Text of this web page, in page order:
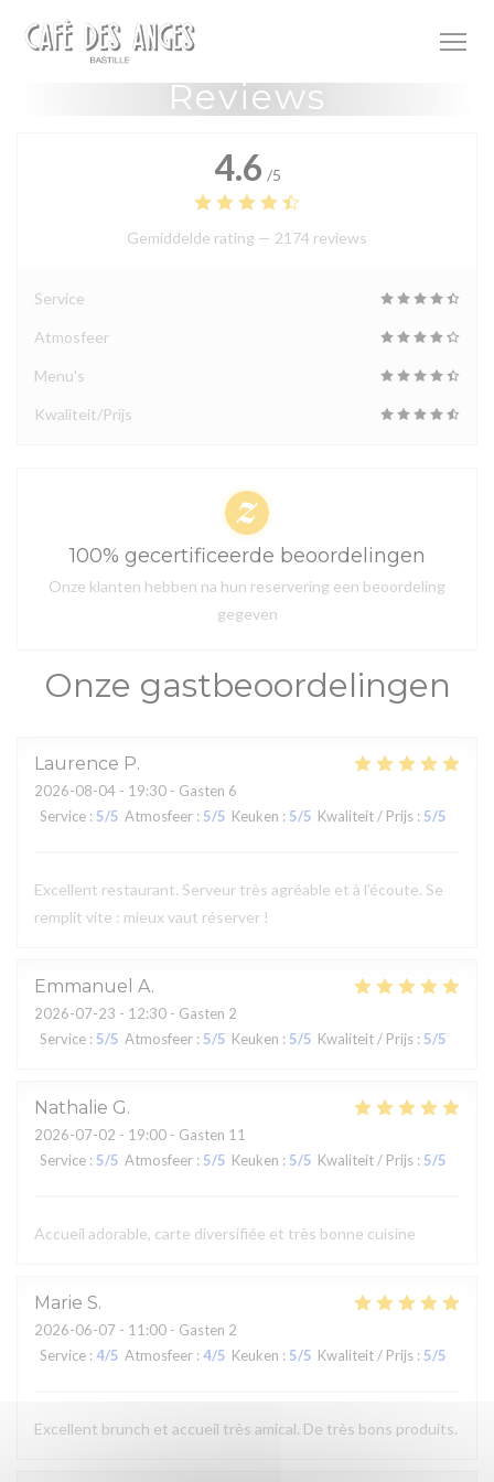
Reviews
Onze gastbeoordelingen
Laurence P
2026-08-04 - 19:30 - Gasten 6
Service : 5/5 Atmosfeer : 5/5 Keuken : 5/5 Kwaliteit / Prijs : 5/5
Excellent restaurant. Serveur très agréable et à l'écoute. Se
remplit vite : mieux vaut réserver !
Emmanuel A
2026-07-23 - 12:30 - Gasten 2
Service : 5/5 Atmosfeer : 5/5 Keuken : 5/5 Kwaliteit / Prijs : 5/5
Nathalie G
2026-07-02 - 19:00 - Gasten 11
Service : 5/5 Atmosfeer : 5/5 Keuken : 5/5 Kwaliteit / Prijs : 5/5
Accueil adorable, carte diversifiée et très bonne cuisine
Marie S
2026-06-07 - 11:00 - Gasten 2
Service : 4/5 Atmosfeer : 4/5 Keuken : 5/5 Kwaliteit / Prijs : 5/5
Excellent brunch et accueil très amical. De très bons produits.
4.6 /5
Gemiddelde rating — 2174 reviews
Service
Atmosfeer
Menu's
Kwaliteit/Prijs
100% gecertificeerde beoordelingen
Onze klanten hebben na hun reservering een beoordeling
gegeven